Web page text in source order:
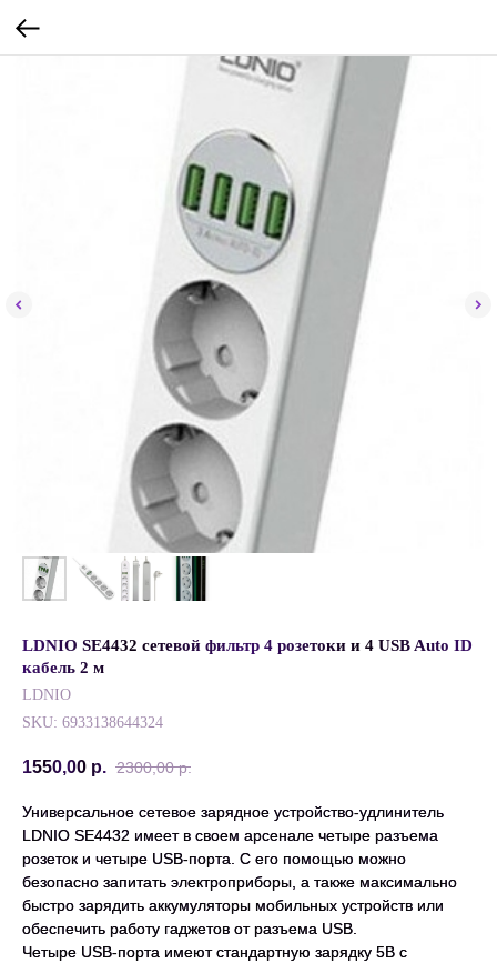
LDNIO SE4432 сетевой фильтр 4 розетоки и 4 USB Auto ID
кабель 2 м
LDNIO
SKU: 6933138644324
1550,00 р. 2300,00 р.
Универсальное сетевое зарядное устройство-удлинитель
LDNIO SE4432 имеет в своем арсенале четыре разъема
розеток и четыре USB-порта. С его помощью можно
безопасно запитать электроприборы, а также максимально
быстро зарядить аккумуляторы мобильных устройств или
обеспечить работу гаджетов от разъема USB.
Четыре USB-порта имеют стандартную зарядку 5В c